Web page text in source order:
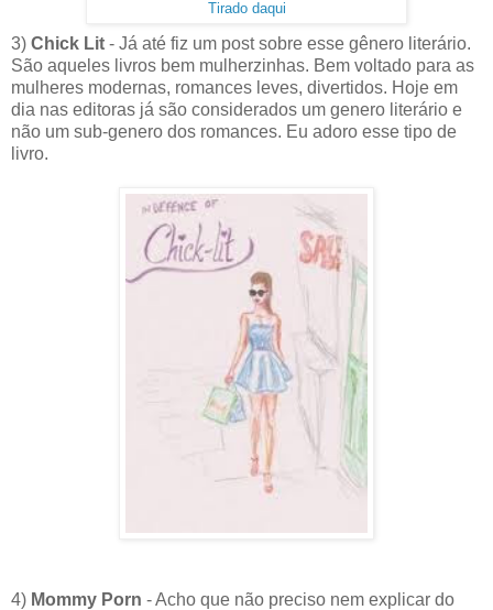
Tirado daqui
3) Chick Lit - Já até fiz um post sobre esse gênero literário.
São aqueles livros bem mulherzinhas. Bem voltado para as
mulheres modernas, romances leves, divertidos. Hoje em
dia nas editoras já são considerados um genero literário e
não um sub-genero dos romances. Eu adoro esse tipo de
livro.
4) Mommy Porn - Acho que não preciso nem explicar do